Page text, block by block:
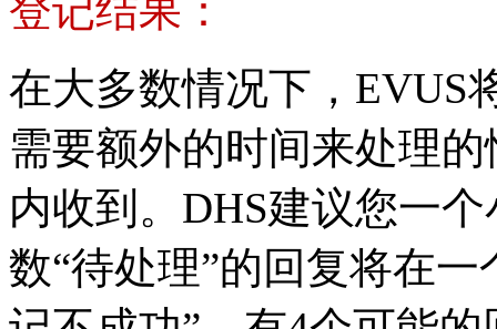
登记结果：
在大多数情况下，EVUS
需要额外的时间来处理
内收到。DHS建议您一
数“待处理”的回复将在